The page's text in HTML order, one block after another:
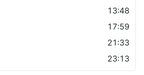
13:48
17:59
21:33
23:13